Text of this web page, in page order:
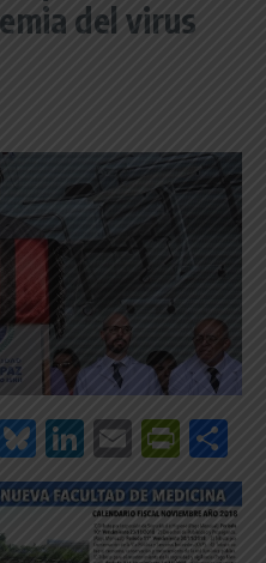
del virus
Bluesky
LinkedIn
Email